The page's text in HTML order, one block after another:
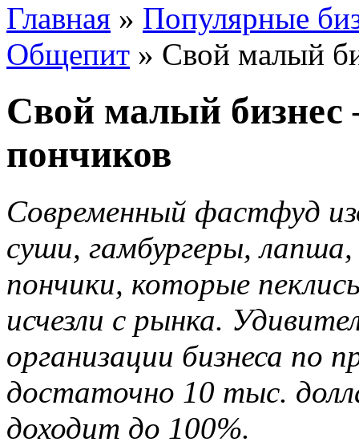
Главная » Популярные
Общепит » Свой малый
Свой малый
пончиков
Современный фастфуд
суши, гамбургеры,
пончики, которые
исчезли с рынка.
организации бизнеса по
достаточно 10 тыс.
доходит до 100%.